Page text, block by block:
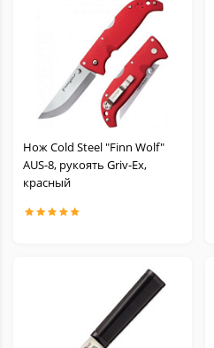
Мачете
Охотничьи
Кухонные
Филейные
Тычковые
Тренировочные
Средства заточки
Нож Cold Steel "Finn Wolf"
AUS-8, рукоять Griv-Ex,
красный